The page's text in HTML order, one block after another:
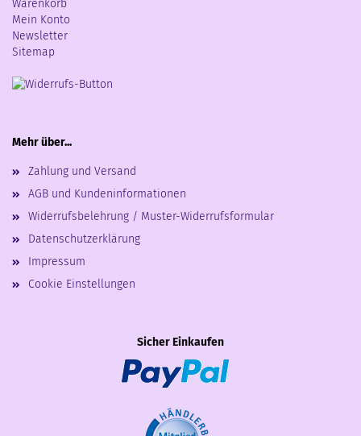
Warenkorb
Mein Konto
Newsletter
Sitemap
Mehr über...
Zahlung und Versand
AGB und Kundeninformationen
Widerrufsbelehrung / Muster-Widerrufsformular
Datenschutzerklärung
Impressum
Cookie Einstellungen
Sicher Einkaufen